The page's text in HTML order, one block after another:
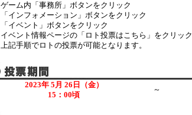
ゲーム内「事務所」ボタンをクリック
「インフォメーション」ボタンをクリック
「イベント」ボタンをクリック
イベント情報ページの「ロト投票はこちら」をクリック
上記手順でロトの投票が可能となります。
2023年 5月 26日（金）
15：00頃
～